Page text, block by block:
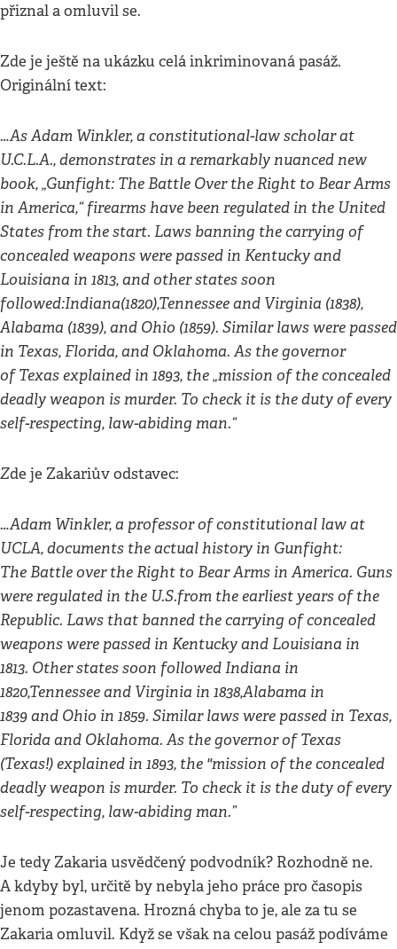
přiznal a omluvil se.
Zde je ještě na ukázku celá inkriminovaná pasáž.
Originální text:
…As Adam Winkler, a constitutional-law scholar at
U.C.L.A., demonstrates in a remarkably nuanced new
book, „Gunfight: The Battle Over the Right to Bear Arms
in America,“ firearms have been regulated in the United
States from the start. Laws banning the carrying of
concealed weapons were passed in Kentucky and
Louisiana in 1813, and other states soon
followed:Indiana(1820),Tennessee and Virginia (1838),
Alabama (1839), and Ohio (1859). Similar laws were passed
in Texas, Florida, and Oklahoma. As the governor
of Texas explained in 1893, the „mission of the concealed
deadly weapon is murder. To check it is the duty of every
self-respecting, law-abiding man.“
Zde je Zakariův odstavec:
…Adam Winkler, a professor of constitutional law at
UCLA, documents the actual history in Gunfight:
The Battle over the Right to Bear Arms in America. Guns
were regulated in the U.S.from the earliest years of the
Republic. Laws that banned the carrying of concealed
weapons were passed in Kentucky and Louisiana in
1813. Other states soon followed Indiana in
1820,Tennessee and Virginia in 1838,Alabama in
1839 and Ohio in 1859. Similar laws were passed in Texas,
Florida and Oklahoma. As the governor of Texas
(Texas!) explained in 1893, the "mission of the concealed
deadly weapon is murder. To check it is the duty of every
self-respecting, law-abiding man.”
Je tedy Zakaria usvědčený podvodník? Rozhodně ne.
A kdyby byl, určitě by nebyla jeho práce pro časopis
jenom pozastavena. Hrozná chyba to je, ale za tu se
Zakaria omluvil. Když se však na celou pasáž podíváme